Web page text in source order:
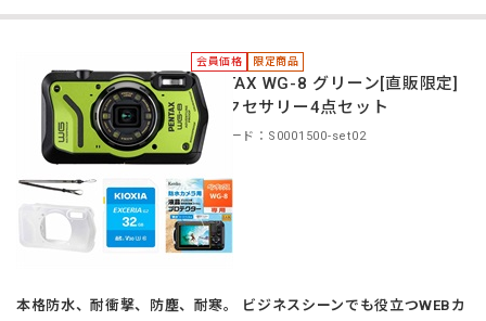
会員価格 限定商品
PENTAX WG-8 グリーン[直販限定]
＋アクセサリー4点セット
商品コード：S0001500-set02
本格防水、耐衝撃、防塵、耐寒。 ビジネスシーンでも役立つWEBカ